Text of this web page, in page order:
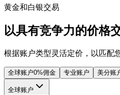
黄金和白银交易
以具有竞争力的价格
根据账户类型灵活定价，以匹配
全球账户0%佣金 专业账户 美分账
全球账户